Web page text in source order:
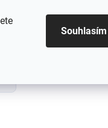
Souhlasím